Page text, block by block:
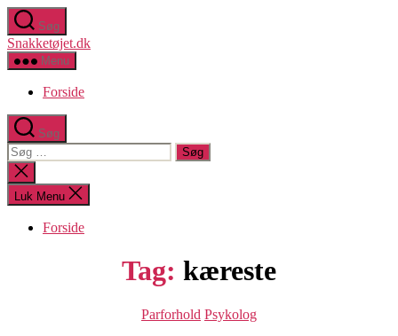
Spring
til
indholdet
Søg
Snakketøjet.dk
Menu
Forside
Søg
Søg
efter:
Luk
søgning
Luk Menu
Forside
Tag: kæreste
Kategorier
Parforhold Psykolog